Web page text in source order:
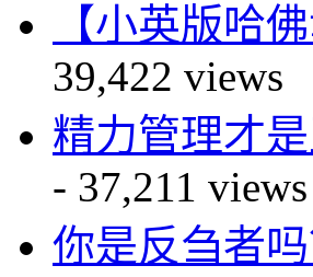
【小英版哈
39,422 views
精力管理才
- 37,211 views
你是反刍者吗